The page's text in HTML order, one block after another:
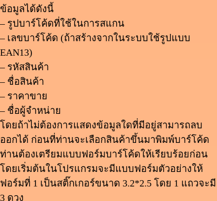
ข้อมูลได้ดังนี้
– รูปบาร์โค้ดที่ใช้ในการสแกน
– เลขบาร์โค้ด (ถ้าสร้างจากในระบบใช้รูปแบบ
EAN13)
– รหัสสินค้า
– ชื่อสินค้า
– ราคาขาย
– ชื่อผู้จำหน่าย
โดยถ้าไม่ต้องการแสดงข้อมูลใดที่มีอยู่สามารถลบ
ออกได้ ก่อนที่ท่านจะเลือกสินค้าขึ้นมาพิมพ์บาร์โค้ด
ท่านต้องเตรียมแบบฟอร์มบาร์โค้ดให้เรียบร้อยก่อน
โดยเริ่มต้นในโปรแกรมจะมีแบบฟอร์มตัวอย่างให้
ฟอร์มที่ 1 เป็นสติ๊กเกอร์ขนาด 3.2*2.5 โดย 1 แถวจะมี
3 ดวง